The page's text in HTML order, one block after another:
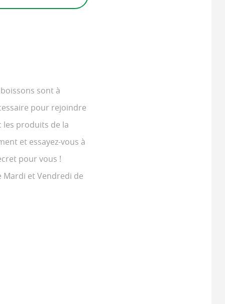
sont à
pour rejoindre
produits de la
et essayez-vous à
pour vous !
Mardi et Vendredi de